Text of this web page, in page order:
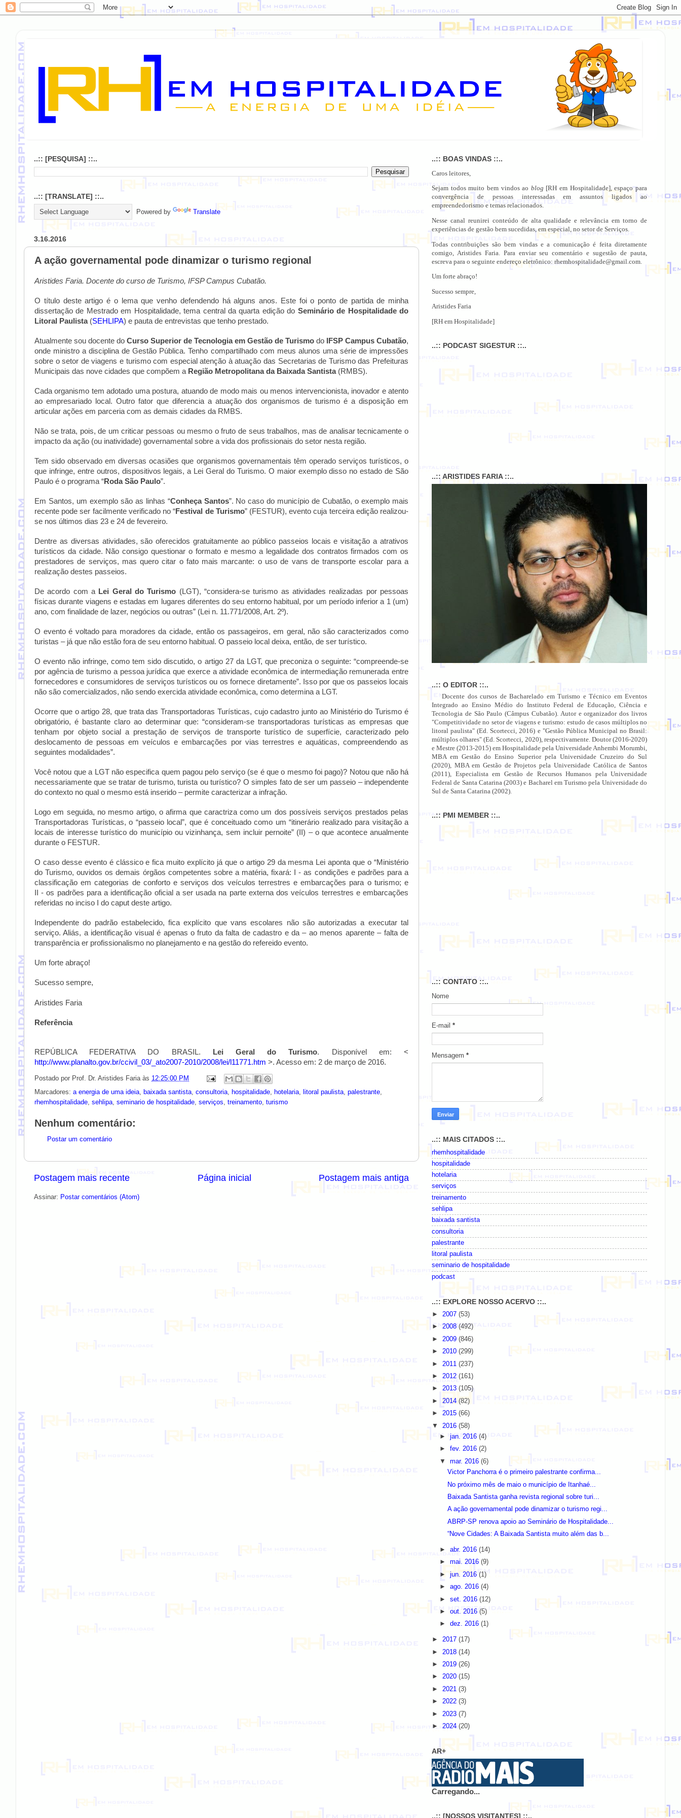
..:: [PESQUISA] ::..
..:: [TRANSLATE] ::..
Powered by Translate
3.16.2016
A ação governamental pode dinamizar o turismo regional
Aristides Faria. Docente do curso de Turismo, IFSP Campus Cubatão.
O título deste artigo é o lema que venho defendendo há alguns anos. Este foi o ponto de partida de minha
dissertação de Mestrado em Hospitalidade, tema central da quarta edição do Seminário de Hospitalidade do
Litoral Paulista(SEHLIPA) e pauta de entrevistas que tenho prestado.
Atualmente sou docente do Curso Superior de Tecnologia em Gestão de Turismo do IFSP Campus Cubatão,
onde ministro a disciplina de Gestão Pública. Tenho compartilhado com meus alunos uma série de impressões
sobre o setor de viagens e turismo com especial atenção à atuação das Secretarias de Turismo das Prefeituras
Municipais das nove cidades que compõem a Região Metropolitana da Baixada Santista(RMBS).
Cada organismo tem adotado uma postura, atuando de modo mais ou menos intervencionista, inovador e atento
ao empresariado local. Outro fator que diferencia a atuação dos organismos de turismo é a disposição em
articular ações em parceria com as demais cidades da RMBS.
Não se trata, pois, de um criticar pessoas ou mesmo o fruto de seus trabalhos, mas de analisar tecnicamente o
impacto da ação (ou inatividade) governamental sobre a vida dos profissionais do setor nesta região.
Tem sido observado em diversas ocasiões que organismos governamentais têm operado serviços turísticos, o
que infringe, entre outros, dispositivos legais, a Lei Geral do Turismo. O maior exemplo disso no estado de São
Paulo é o programa “Roda São Paulo”.
Em Santos, um exemplo são as linhas “Conheça Santos”. No caso do município de Cubatão, o exemplo mais
recente pode ser facilmente verificado no “Festival de Turismo” (FESTUR), evento cuja terceira edição realizou-
se nos últimos dias 23 e 24 de fevereiro.
Dentre as diversas atividades, são oferecidos gratuitamente ao público passeios locais e visitação a atrativos
turísticos da cidade. Não consigo questionar o formato e mesmo a legalidade dos contratos firmados com os
prestadores de serviços, mas quero citar o fato mais marcante: o uso de vans de transporte escolar para a
realização destes passeios.
De acordo com a Lei Geral do Turismo (LGT), “considera-se turismo as atividades realizadas por pessoas
físicas durante viagens e estadas em lugares diferentes do seu entorno habitual, por um período inferior a 1 (um)
ano, com finalidade de lazer, negócios ou outras” (Lei n. 11.771/2008, Art. 2º).
O evento é voltado para moradores da cidade, então os passageiros, em geral, não são caracterizados como
turistas – já que não estão fora de seu entorno habitual. O passeio local deixa, então, de ser turístico.
O evento não infringe, como tem sido discutido, o artigo 27 da LGT, que preconiza o seguinte: “compreende-se
por agência de turismo a pessoa jurídica que exerce a atividade econômica de intermediação remunerada entre
fornecedores e consumidores de serviços turísticos ou os fornece diretamente”. Isso por que os passeios locais
não são comercializados, não sendo exercida atividade econômica, como determina a LGT.
Ocorre que o artigo 28, que trata das Transportadoras Turísticas, cujo cadastro junto ao Ministério do Turismo é
obrigatório, é bastante claro ao determinar que: “consideram-se transportadoras turísticas as empresas que
tenham por objeto social a prestação de serviços de transporte turístico de superfície, caracterizado pelo
deslocamento de pessoas em veículos e embarcações por vias terrestres e aquáticas, compreendendo as
seguintes modalidades”.
Você notou que a LGT não especifica quem pagou pelo serviço (se é que o mesmo foi pago)? Notou que não há
necessariamente que se tratar de turismo, turista ou turístico? O simples fato de ser um passeio – independente
do contexto no qual o mesmo está inserido – permite caracterizar a infração.
Logo em seguida, no mesmo artigo, o afirma que caractriza como um dos possíveis serviços prestados pelas
Transportadoras Turísticas, o “passeio local”, que é conceituado como um “itinerário realizado para visitação a
locais de interesse turístico do município ou vizinhança, sem incluir pernoite” (II) – o que acontece anualmente
durante o FESTUR.
O caso desse evento é clássico e fica muito explícito já que o artigo 29 da mesma Lei aponta que o “Ministério
do Turismo, ouvidos os demais órgãos competentes sobre a matéria, fixará: I - as condições e padrões para a
classificação em categorias de conforto e serviços dos veículos terrestres e embarcações para o turismo; e
II - os padrões para a identificação oficial a ser usada na parte externa dos veículos terrestres e embarcações
referidas no inciso I do caput deste artigo.
Independente do padrão estabelecido, fica explícito que vans escolares não são autorizadas a executar tal
serviço. Aliás, a identificação visual é apenas o fruto da falta de cadastro e da – ao menos aparente – falta de
transparência er profissionalismo no planejamento e na gestão do refereido evento.
Um forte abraço!
Sucesso sempre,
Aristides Faria
Referência
REPÚBLICA FEDERATIVA DO BRASIL. Lei Geral do Turismo. Disponível em: <
http://www.planalto.gov.br/ccivil_03/_ato2007-2010/2008/lei/l11771.htm >. Acesso em: 2 de março de 2016.
Postado por Prof. Dr. Aristides Faria às 12:25:00 PM
Marcadores: a energia de uma ideia baixada santista consultoria hospitalidade hotelaria litoral paulista palestrante
rhemhospitalidade sehlipa seminario de hospitalidade serviços treinamento turismo
Nenhum comentário:
Postar um comentário
Postagem mais recente Postagem mais antiga
Página inicial
Assinar: Postar comentários (Atom)
..:: BOAS VINDAS ::..
Caros leitores,
Sejam todos muito bem vindos ao blog [RH em Hospitalidade], espaço para
convergência de pessoas interessadas em assuntos ligados ao
empreendedorismo e temas relacionados.
Nesse canal reunirei conteúdo de alta qualidade e relevância em torno de
experiências de gestão bem sucedidas, em especial, no setor de Serviços.
Todas contribuições são bem vindas e a comunicação é feita diretamente
comigo, Aristides Faria. Para enviar seu comentário e sugestão de pauta,
escreva para o seguinte endereço eletrônico: rhemhospitalidade@gmail.com.
Um forte abraço!
Sucesso sempre,
Aristides Faria
[RH em Hospitalidade]
..:: PODCAST SIGESTUR ::..
..:: ARISTIDES FARIA ::..
..:: O EDITOR ::..
Docente dos cursos de Bacharelado em Turismo e Técnico em Eventos
Integrado ao Ensino Médio do Instituto Federal de Educação, Ciência e
Tecnologia de São Paulo (Câmpus Cubatão). Autor e organizador dos livros
"Competitividade no setor de viagens e turismo: estudo de casos múltiplos no
litoral paulista" (Ed. Scortecci, 2016) e "Gestão Pública Municipal no Brasil:
múltiplos olhares" (Ed. Scortecci, 2020), respectivamente. Doutor (2016-2020)
e Mestre (2013-2015) em Hospitalidade pela Universidade Anhembi Morumbi,
MBA em Gestão do Ensino Superior pela Universidade Cruzeiro do Sul
(2020), MBA em Gestão de Projetos pela Universidade Católica de Santos
(2011), Especialista em Gestão de Recursos Humanos pela Universidade
Federal de Santa Catarina (2003) e Bacharel em Turismo pela Universidade do
Sul de Santa Catarina (2002).
..:: PMI MEMBER ::..
..:: CONTATO ::..
Nome
E-mail *
Mensagem *
..:: MAIS CITADOS ::..
rhemhospitalidade
hospitalidade
hotelaria
serviços
treinamento
sehlipa
baixada santista
consultoria
palestrante
litoral paulista
seminario de hospitalidade
podcast
..:: EXPLORE NOSSO ACERVO ::..
► 2007 (53)
► 2008 (492)
► 2009 (846)
► 2010 (299)
► 2011 (237)
► 2012 (161)
► 2013 (105)
► 2014 (82)
► 2015 (66)
▼ 2016 (58)
►jan. 2016(4)
►fev. 2016(2)
▼mar. 2016(6)
Victor Panchorra é o primeiro palestrante confirma...
No próximo mês de maio o município de Itanhaé...
Baixada Santista ganha revista regional sobre turi...
A ação governamental pode dinamizar o turismo regi...
ABRP-SP renova apoio ao Seminário de Hospitalidade...
“Nove Cidades: A Baixada Santista muito além das b...
►abr. 2016(14)
►mai. 2016(9)
►jun. 2016(1)
►ago. 2016(4)
►set. 2016(12)
►out. 2016(5)
►dez. 2016(1)
► 2017 (17)
► 2018 (14)
► 2019 (26)
► 2020 (15)
► 2021 (3)
► 2022 (3)
► 2023 (7)
► 2024 (20)
AR+
Carregando...
..:: [NOSSOS VISITANTES] ::..